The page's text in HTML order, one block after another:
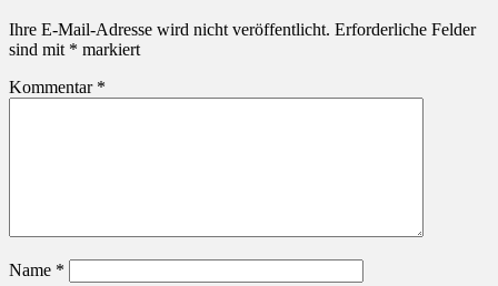
Ihre E-Mail-Adresse wird nicht veröffentlicht. Erforderliche Felder
sind mit * markiert
Kommentar *
Name *